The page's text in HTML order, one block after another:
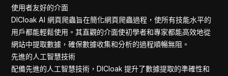
使用者友好的介面
DICloak AI 網頁爬蟲旨在簡化網頁爬蟲過程，使所有技能水平的
用戶都能輕鬆使用。其直觀的介面使初學者和專家都能高效地從
網站中提取數據，確保數據收集和分析的過程順暢無阻。
先進的人工智慧技術
配備先進的人工智慧技術，DICloak 提升了數據提取的準確性和